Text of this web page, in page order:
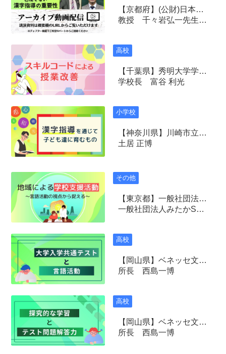
【京都府】(公財)日本漢字能力検定協会 主催
教授 千々岩弘一先生 （鹿児島国際大学）／教諭 土居正博先生 （川崎市立はるひ野小学校）
高校
【千葉県】秀明大学学校教師学部附属 秀明八千代中学校・高等学校
学校長 富谷 利光
小学校
【神奈川県】川崎市立はるひ野小学校
土居 正博
その他
【東京都】一般社団法人みたかSCサポートネット
一般社団法人みたかSCサポートネット
高校
【岡山県】ベネッセ文教総研
所長 西島一博
高校
【岡山県】ベネッセ文教総研
所長 西島一博